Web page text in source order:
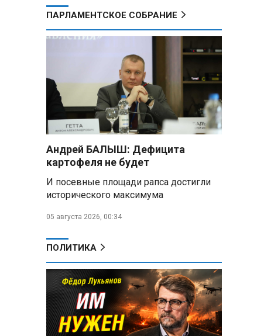
В Свердловской области
производителя дронов «Упырь»
Российские пловцы
выиграли все золотые медали
первого дня Кубка мира по
зимнему плаванию
Александр Новак:
Независимые АЗС начнут
снабжать топливом через
региональных операторов
Беларусь и Россия
усиливают сотрудничество по
развития
Минобороны РФ:
Рыжевка
Строительство крупнейшего
логцентра Wildberries в
Беларуси идет с опережением
графика
ПАРЛАМЕНТСКОЕ СОБРАНИЕ
Андрей БАЛЫШ: Дефицита
картофеля не будет
И посевные площади рапса достигли
исторического максимума
05 августа 2026, 00:34
ПОЛИТИКА